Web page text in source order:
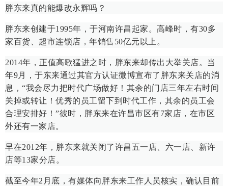
胖东来真的能爆改永辉吗？
胖东来创建于1995年，于河南许昌起家。高峰时，有30多
家百货、超市连锁店，年销售50亿元以上。
2014年，正值高歌猛进之时，胖东来却传出大举关店。当
年9月，于东来通过其官方认证微博宣布了胖东来关店的消
息，“我会尽力把时代广场做好！其余的门店三年左右时间
关掉或转让！优秀的员工留下到时代工作，其余的员工会
合理安排好！”彼时，胖东来在许昌市区有7家店，在市区
外还有一家店。
早在2012年，胖东来就关闭了许昌五一店、六一店、新许
店等13家分店。
截至今年2月底，有媒体向胖东来工作人员核实，确认目前